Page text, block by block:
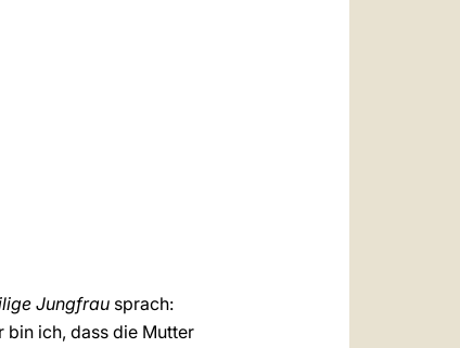
Jungfrau sprach:
bin ich, dass die Mutter